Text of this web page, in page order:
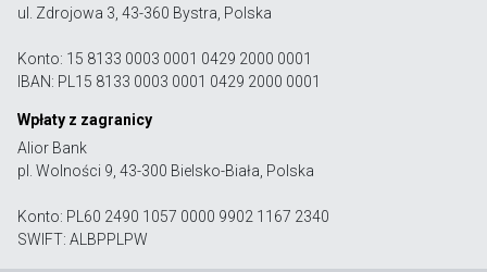
ul. Zdrojowa 3, 43-360 Bystra, Polska
Konto: 15 8133 0003 0001 0429 2000 0001
IBAN: PL15 8133 0003 0001 0429 2000 0001
Wpłaty z zagranicy
Alior Bank
pl. Wolności 9, 43-300 Bielsko-Biała, Polska
Konto: PL60 2490 1057 0000 9902 1167 2340
SWIFT: ALBPPLPW